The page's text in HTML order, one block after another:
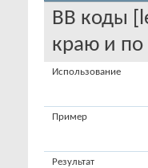
BB коды
краю и по
Использование
Пример
Результат